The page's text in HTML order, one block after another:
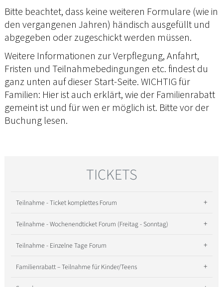
Bitte beachtet, dass keine weiteren Formulare (wie in
den vergangenen Jahren) händisch ausgefüllt und
abgegeben oder zugeschickt werden müssen.
Weitere Informationen zur Verpflegung, Anfahrt,
Fristen und Teilnahmebedingungen etc. findest du
ganz unten auf dieser Start-Seite. WICHTIG für
Familien: Hier ist auch erklärt, wie der Familienrabatt
gemeint ist und für wen er möglich ist. Bitte vor der
Buchung lesen.